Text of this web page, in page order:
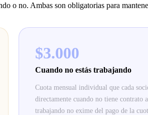
o no. Ambas son obligatorias para
$3.000
Cuando no estás trabajando
Cuota mensual individual que cada
directamente cuando no tiene contrato
trabajando no exime del pago de la